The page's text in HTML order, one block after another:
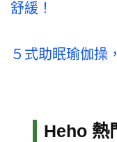
舒緩！
５式助眠瑜伽操
Heho 熱